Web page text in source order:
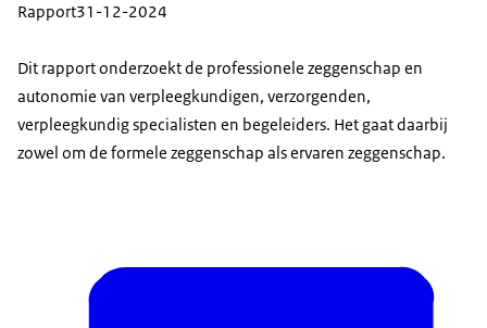
Rapport31-12-2024
Dit rapport onderzoekt de professionele zeggenschap en
autonomie van verpleegkundigen, verzorgenden,
verpleegkundig specialisten en begeleiders. Het gaat daarbij
zowel om de formele zeggenschap als ervaren zeggenschap.